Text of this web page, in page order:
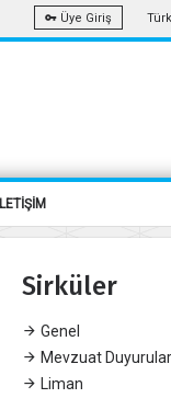
Üye Giriş
İLETİŞİM
Sirküler
Genel
Mevzuat
Liman